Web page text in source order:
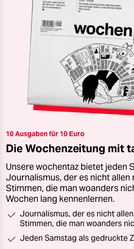
10 Ausgaben für 10 Euro
Die Wochenzeitung mit
Unsere wochentaz bietet jeden
Journalismus, der es nicht allen
Stimmen, die man woanders
Wochen lang kennenlernen.
Journalismus, der es nicht
Stimmen, die man woanders
Jeden Samstag als gedruckte